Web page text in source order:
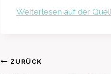
Weiterlesen auf der
Beitragsnavigation
ZURÜCK